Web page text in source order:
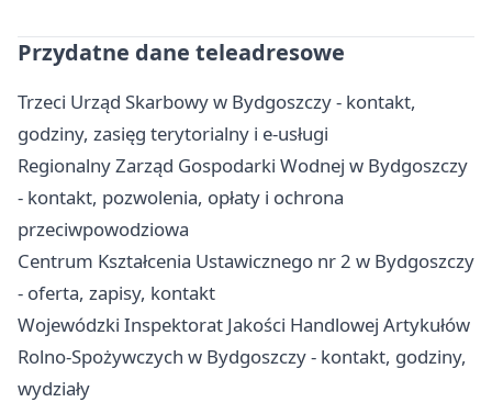
Przydatne dane teleadresowe
Trzeci Urząd Skarbowy w Bydgoszczy - kontakt,
godziny, zasięg terytorialny i e-usługi
Regionalny Zarząd Gospodarki Wodnej w Bydgoszczy
- kontakt, pozwolenia, opłaty i ochrona
przeciwpowodziowa
Centrum Kształcenia Ustawicznego nr 2 w Bydgoszczy
- oferta, zapisy, kontakt
Wojewódzki Inspektorat Jakości Handlowej Artykułów
Rolno-Spożywczych w Bydgoszczy - kontakt, godziny,
wydziały